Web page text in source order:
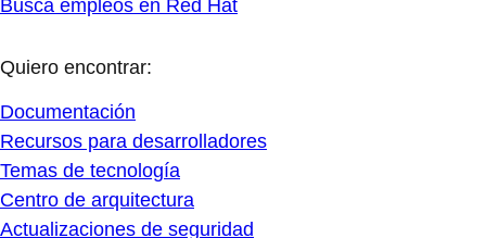
Busca empleos en Red Hat
Quiero encontrar:
Documentación
Recursos para desarrolladores
Temas de tecnología
Centro de arquitectura
Actualizaciones de seguridad